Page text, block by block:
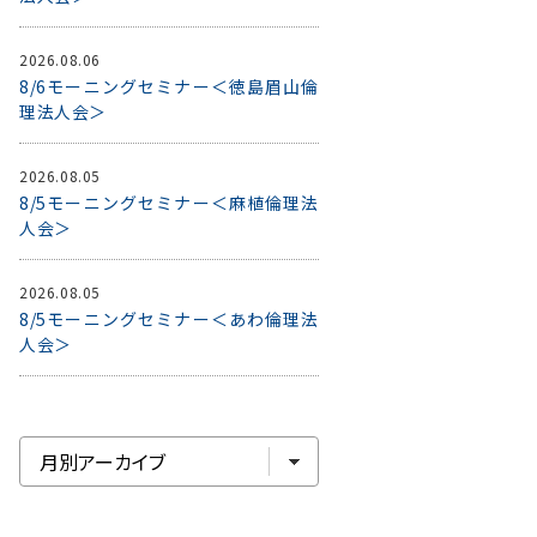
2026.08.06
8/6モーニングセミナー＜徳島眉山倫
理法人会＞
2026.08.05
8/5モーニングセミナー＜麻植倫理法
人会＞
2026.08.05
8/5モーニングセミナー＜あわ倫理法
人会＞